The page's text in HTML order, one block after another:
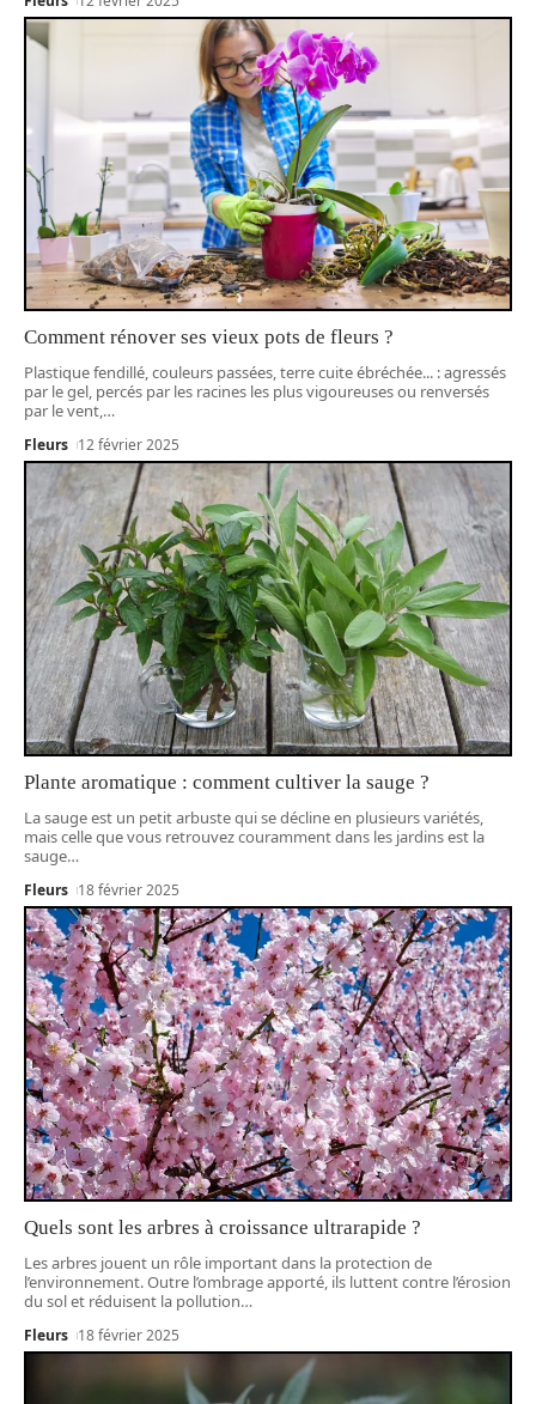
Comment rénover ses vieux pots de fleurs ?
Plastique fendillé, couleurs passées, terre cuite ébréchée... : agressés
par le gel, percés par les racines les plus vigoureuses ou renversés
par le vent,…
Fleurs 12 février 2025
Plante aromatique : comment cultiver la sauge ?
La sauge est un petit arbuste qui se décline en plusieurs variétés,
mais celle que vous retrouvez couramment dans les jardins est la
sauge…
Fleurs 18 février 2025
Quels sont les arbres à croissance ultrarapide ?
Les arbres jouent un rôle important dans la protection de
l’environnement. Outre l’ombrage apporté, ils luttent contre l’érosion
du sol et réduisent la pollution…
Fleurs 18 février 2025